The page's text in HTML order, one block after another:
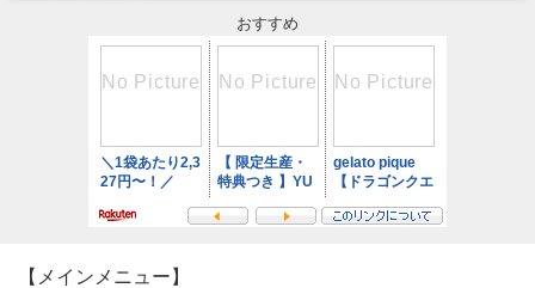
おすすめ
【メインメニュー】